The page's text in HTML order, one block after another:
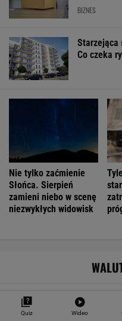
BIZNES
Starzejąca
Co czeka
Nie tylko zaćmienie
Słońca. Sierpień
zamieni niebo w scenę
niezwykłych widowisk
EUR
4,2983
USD
3,7187
Quiz Wideo